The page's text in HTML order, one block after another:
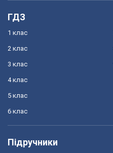
ГДЗ
1 клас
2 клас
3 клас
4 клас
5 клас
6 клас
Підручники